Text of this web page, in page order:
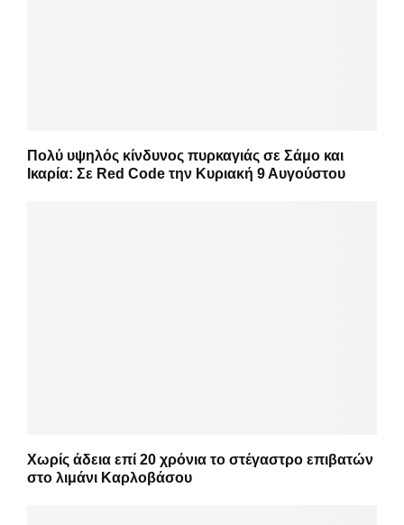
Πολύ υψηλός κίνδυνος πυρκαγιάς σε Σάμο και
Ικαρία: Σε Red Code την Κυριακή 9 Αυγούστου
Χωρίς άδεια επί 20 χρόνια το στέγαστρο επιβατών
στο λιμάνι Καρλοβάσου